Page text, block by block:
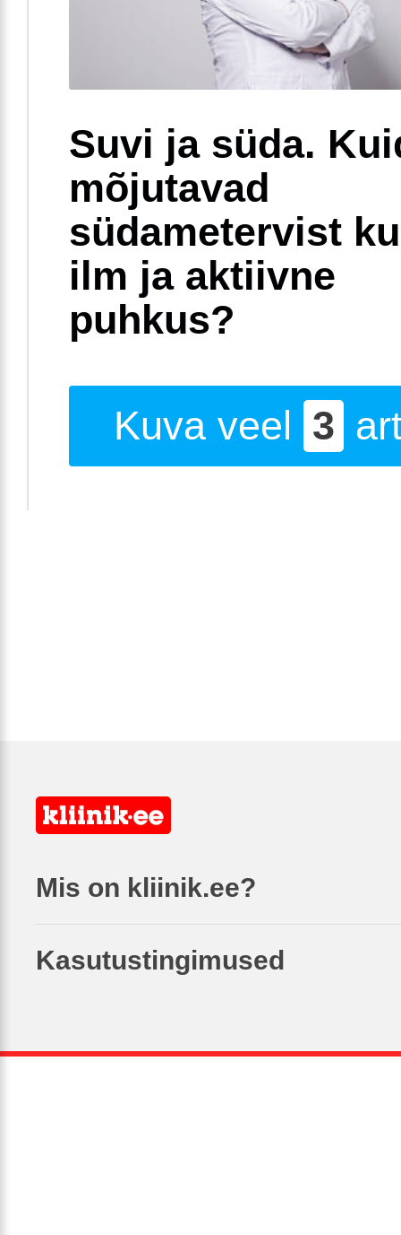
Suvi ja süda.
mõjutavad
südametervist
ilm ja aktiivne
puhkus?
Kuva veel 3
Mis on kliinik.ee?
Kasutustingimused